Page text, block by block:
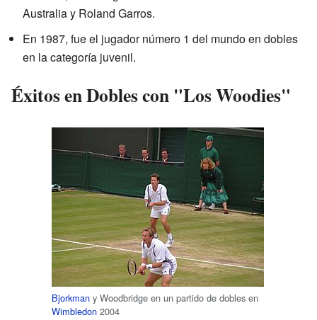
Australia y Roland Garros.
En 1987, fue el jugador número 1 del mundo en dobles
en la categoría juvenil.
Éxitos en Dobles con "Los Woodies"
Bjorkman y Woodbridge en un partido de dobles en
Wimbledon 2004